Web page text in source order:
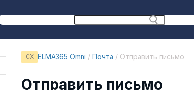
CX ELMA365 Omni / Почта / Отправить письмо
Отправить письмо